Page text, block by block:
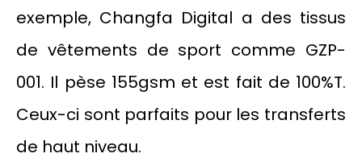
exemple, Changfa Digital a des tissus
de vêtements de sport comme GZP-
001. Il pèse 155gsm et est fait de 100%T.
Ceux-ci sont parfaits pour les transferts
de haut niveau.